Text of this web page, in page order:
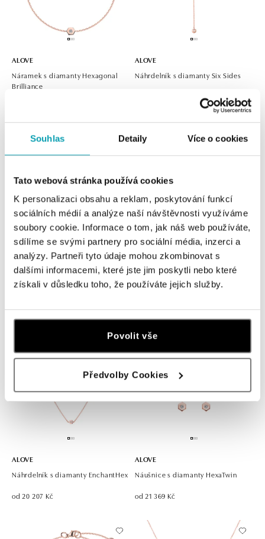
Souhlas Detaily Více o cookies
Tato webová stránka používá cookies
K personalizaci obsahu a reklam, poskytování funkcí
sociálních médií a analýze naší návštěvnosti využíváme
soubory cookie. Informace o tom, jak náš web používáte,
sdílíme se svými partnery pro sociální média, inzerci a
analýzy. Partneři tyto údaje mohou zkombinovat s
dalšími informacemi, které jste jim poskytli nebo které
získali v důsledku toho, že používáte jejich služby.
Povolit vše
Předvolby Cookies
ALOVE
Náramek s diamanty Hexagonal
Brilliance
ALOVE
Náhrdelník s diamanty Six Sides
ALOVE
Náramek s diamanty StarlightHex
ALOVE
Prsten Unique Infinity
ALOVE
Náhrdelník s diamanty EnchantHex
od 20 207 Kč
ALOVE
Náušnice s diamanty HexaTwin
od 21 369 Kč